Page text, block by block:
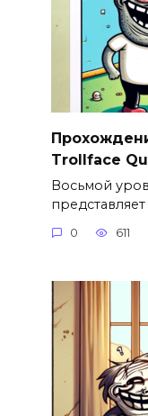
Trollface
Восьмой
0 611